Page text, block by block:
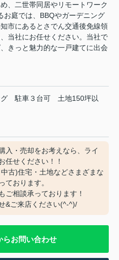
、二世帯同居やリモートワーク
お庭では、BBQやガーデニング
市にあるとさでん交通後免線領
当社にお任せください。当社で
きっと魅力的な一戸建てに出会
駐車３台可
土地150坪以
入・売却をお考えなら、ライ
任せください！！
古)住宅・土地などさまざまな
ております。
ご相談承っております！
&ご来店ください‍(^-^)/
らお問い合わせ